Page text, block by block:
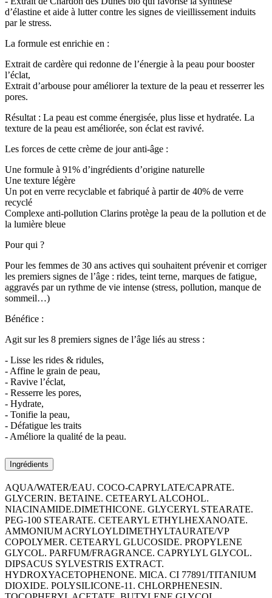
d’élastine et aide à lutter contre les signes de vieillissement induits
par le stress.
La formule est enrichie en :
Extrait de cardère qui redonne de l’énergie à la peau pour booster
l’éclat,
Extrait d’arbouse pour améliorer la texture de la peau et resserrer les
pores.
Résultat : La peau est comme énergisée, plus lisse et hydratée. La
texture de la peau est améliorée, son éclat est ravivé.
Les forces de cette crème de jour anti-âge :
Une formule à 91% d’ingrédients d’origine naturelle
Une texture légère
Un pot en verre recyclable et fabriqué à partir de 40% de verre
recyclé
Complexe anti-pollution Clarins protège la peau de la pollution et de
la lumière bleue
Pour qui ?
Pour les femmes de 30 ans actives qui souhaitent prévenir et corriger
les premiers signes de l’âge : rides, teint terne, marques de fatigue,
aggravés par un rythme de vie intense (stress, pollution, manque de
sommeil…)
Bénéfice :
Agit sur les 8 premiers signes de l’âge liés au stress :
- Lisse les rides & ridules,
- Affine le grain de peau,
- Ravive l’éclat,
- Resserre les pores,
- Hydrate,
- Tonifie la peau,
- Défatigue les traits
- Améliore la qualité de la peau.
Ingrédients
AQUA/WATER/EAU. COCO-CAPRYLATE/CAPRATE.
GLYCERIN. BETAINE. CETEARYL ALCOHOL.
NIACINAMIDE.DIMETHICONE. GLYCERYL STEARATE.
PEG-100 STEARATE. CETEARYL ETHYLHEXANOATE.
AMMONIUM ACRYLOYLDIMETHYLTAURATE/VP
COPOLYMER. CETEARYL GLUCOSIDE. PROPYLENE
GLYCOL. PARFUM/FRAGRANCE. CAPRYLYL GLYCOL.
DIPSACUS SYLVESTRIS EXTRACT.
HYDROXYACETOPHENONE. MICA. CI 77891/TITANIUM
DIOXIDE. POLYSILICONE-11. CHLORPHENESIN.